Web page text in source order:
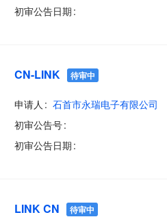
初审公告日期
CN-LINK 待审中
申请人 石首市永瑞电子有限公司
初审公告号
初审公告日期
LINK CN 待审中